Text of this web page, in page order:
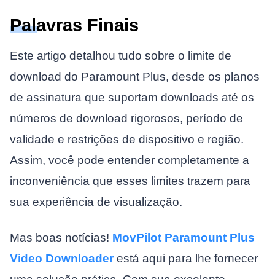
Palavras Finais
Este artigo detalhou tudo sobre o limite de
download do Paramount Plus, desde os planos
de assinatura que suportam downloads até os
números de download rigorosos, período de
validade e restrições de dispositivo e região.
Assim, você pode entender completamente a
inconveniência que esses limites trazem para
sua experiência de visualização.
Mas boas notícias! MovPilot Paramount Plus
Video Downloaderestá aqui para lhe fornecer